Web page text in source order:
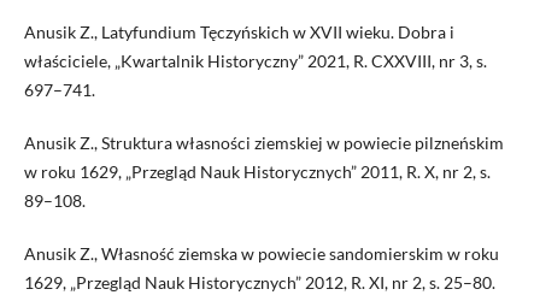
Anusik Z., Latyfundium Tęczyńskich w XVII wieku. Dobra i
właściciele, „Kwartalnik Historyczny” 2021, R. CXXVIII, nr 3, s.
697–741.
Anusik Z., Struktura własności ziemskiej w powiecie pilzneńskim
w roku 1629, „Przegląd Nauk Historycznych” 2011, R. X, nr 2, s.
89–108.
Anusik Z., Własność ziemska w powiecie sandomierskim w roku
1629, „Przegląd Nauk Historycznych” 2012, R. XI, nr 2, s. 25–80.